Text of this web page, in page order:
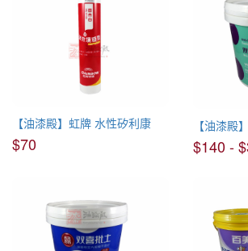
【油漆殿】虹牌 水性矽利康
$70 $140 -